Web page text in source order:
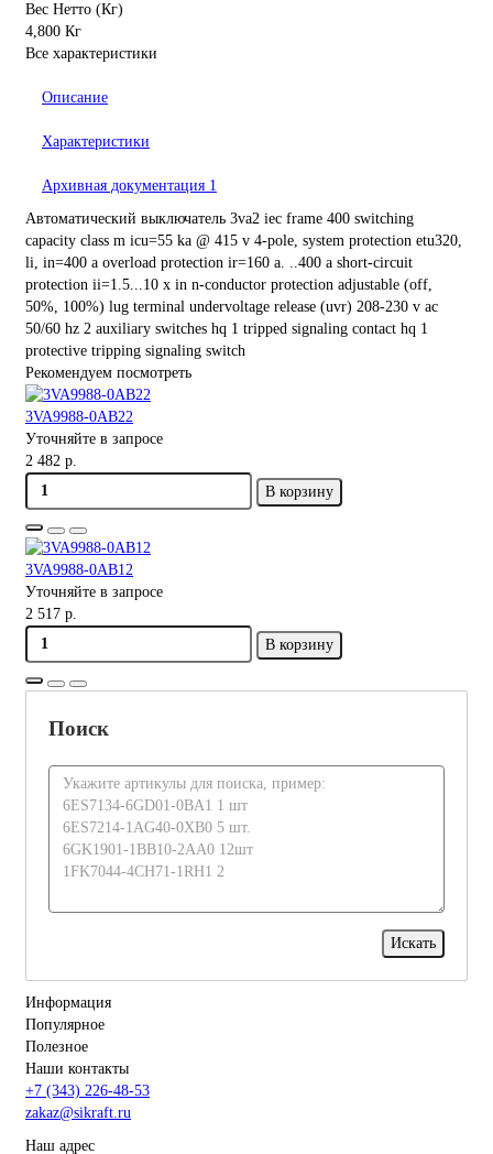
Вес Нетто (Кг)
4,800 Кг
Все характеристики
Описание
Характеристики
Архивная документация 1
Автоматический выключатель 3va2 iec frame 400 switching
capacity class m icu=55 ka @ 415 v 4-pole, system protection etu320,
li, in=400 a overload protection ir=160 a. ..400 a short-circuit
protection ii=1.5...10 x in n-conductor protection adjustable (off,
50%, 100%) lug terminal undervoltage release (uvr) 208-230 v ac
50/60 hz 2 auxiliary switches hq 1 tripped signaling contact hq 1
protective tripping signaling switch
Рекомендуем посмотреть
3VA9988-0AB22
Уточняйте в запросе
2 482 р.
В корзину
3VA9988-0AB12
Уточняйте в запросе
2 517 р.
В корзину
Поиск
Информация
Популярное
Полезное
Наши контакты
+7 (343) 226-48-53
zakaz@sikraft.ru
Наш адрес